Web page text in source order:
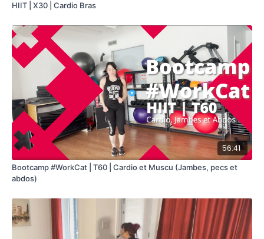
Notre entraineur est habillée parJust Strong- Utilise le
code promo
CATLAM10 pour obtenir 10% de rabais sur ta
commande. 🙌
https://bit.ly/JustStrongCat
HIIT | X30 | Cardio Bras
56:41
Bootcamp #WorkCat | T60 | Cardio et Muscu (Jambes, pecs et
abdos)